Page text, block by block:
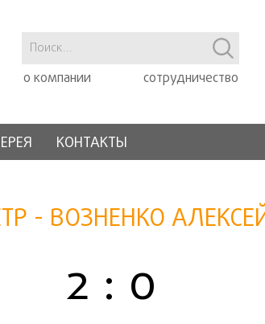
о компании сотрудничество
КОНТАКТЫ
- ВОЗНЕНКО
2 : 0